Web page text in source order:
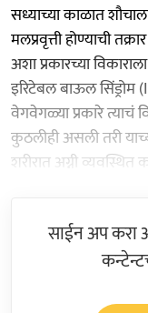
सध्याच्या काळात
मलप्रवृत्ती होण्याची
अशा प्रकारच्या
इरिटेबल बाऊल सिंड्रोम
वेगवेगळ्या प्रकारे त्याचं
कुठलीही असली तरी
शरीरात अग्नी व्यवस्थित
साईन अप करा